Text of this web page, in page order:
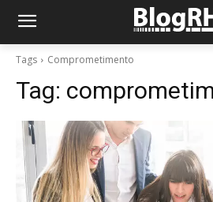
Tags Comprometimento
Tag: